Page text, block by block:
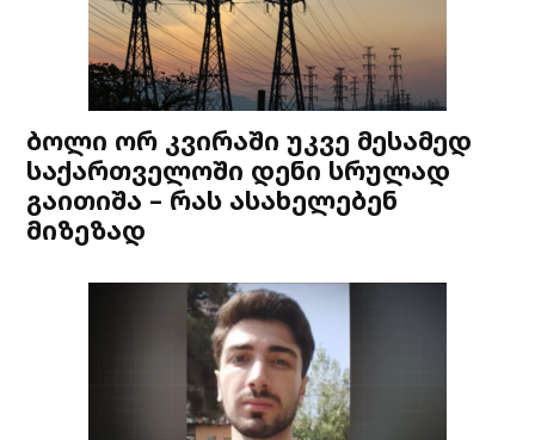
ბოლი ორ კვირაში უკვე მესამედ
საქართველოში დენი სრულად
გაითიშა – რას ასახელებენ
მიზეზად